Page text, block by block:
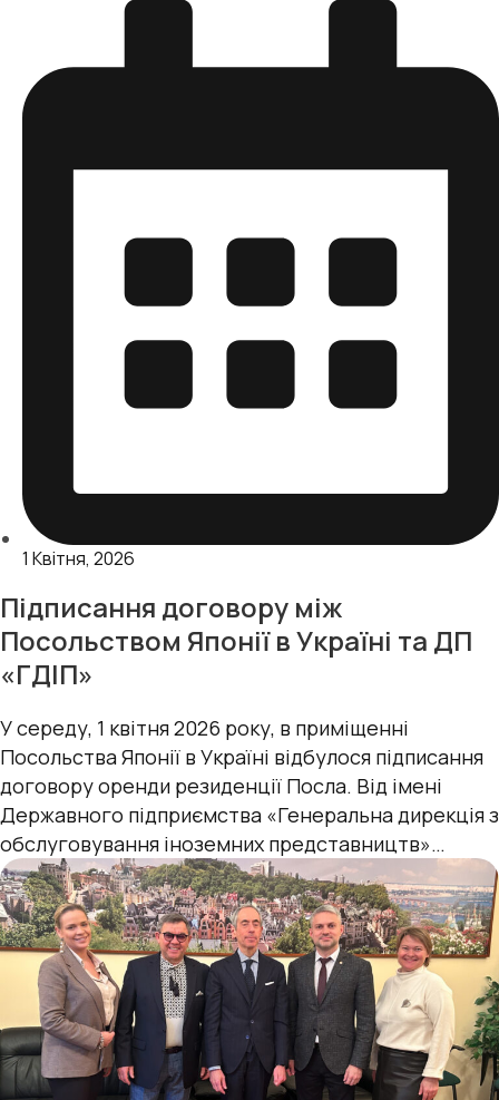
1 Квітня, 2026
Підписання договору між
Посольством Японії в Україні та ДП
«ГДІП»
У середу, 1 квітня 2026 року, в приміщенні
Посольства Японії в Україні відбулося підписання
договору оренди резиденції Посла. Від імені
Державного підприємства «Генеральна дирекція з
обслуговування іноземних представництв»
документ підписав